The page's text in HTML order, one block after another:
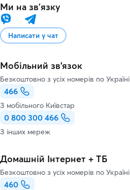
Ми на звʼязку
Написати у чат
Мобільний зв'язок
Безкоштовно з усіх номерів по Україні
466
З мобільного Київстар
0 800 300 466
З інших мереж
Домашній Інтернет + ТБ
Безкоштовно з усіх номерів по Україні
460